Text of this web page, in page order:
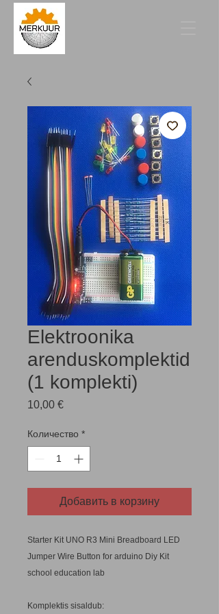
Elektroonika
arenduskomplektid
(1 komplekti)
10,00 €Цена
Количество *
Добавить в корзину
Starter Kit UNO R3 Mini Breadboard LED
Jumper Wire Button for arduino Diy Kit
school education lab
Komplektis sisaldub: